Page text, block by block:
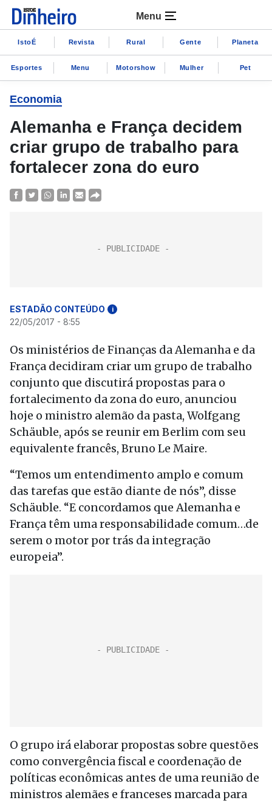
Menu
IstoÉ Revista Rural Gente Planeta
Esportes Menu Motorshow Mulher Pet
Economia
Alemanha e França decidem
criar grupo de trabalho para
fortalecer zona do euro
ESTADÃO CONTEÚDO i
22/05/2017 - 8:55
Os ministérios de Finanças da Alemanha e da
França decidiram criar um grupo de trabalho
conjunto que discutirá propostas para o
fortalecimento da zona do euro, anunciou
hoje o ministro alemão da pasta, Wolfgang
Schäuble, após se reunir em Berlim com seu
equivalente francês, Bruno Le Maire.
“Temos um entendimento amplo e comum
das tarefas que estão diante de nós”, disse
Schäuble. “E concordamos que Alemanha e
França têm uma responsabilidade comum…de
serem o motor por trás da integração
europeia”.
O grupo irá elaborar propostas sobre questões
como convergência fiscal e coordenação de
políticas econômicas antes de uma reunião de
ministros alemães e franceses marcada para